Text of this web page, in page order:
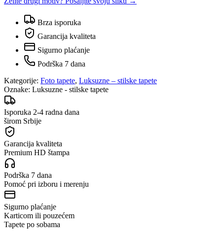
Brza isporuka
Garancija kvaliteta
Sigurno plaćanje
Podrška 7 dana
Kategorije: Foto tapete, Luksuzne – stilske tapete
Oznake: Luksuzne - stilske tapete
Isporuka 2-4 radna dana
širom Srbije
Garancija kvaliteta
Premium HD štampa
Podrška 7 dana
Pomoć pri izboru i merenju
Sigurno plaćanje
Karticom ili pouzećem
Tapete po sobama